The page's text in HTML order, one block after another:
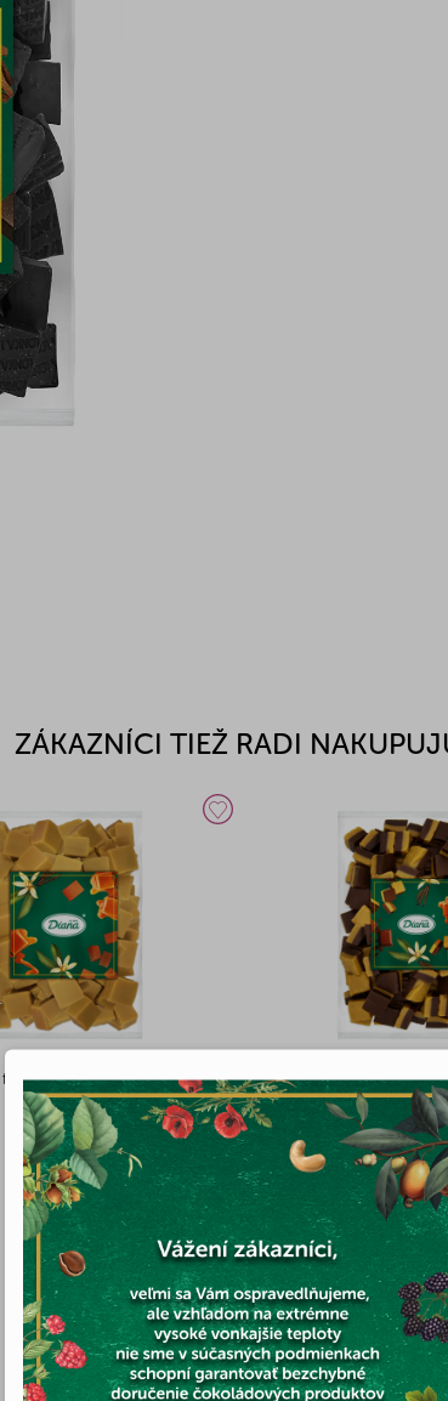
ZÁKAZNÍCI TIEŽ RADI
vanilka 500g
Karamelový fondán
1kg
Skladom
13,97 €
MOHLO BY VÁS ZAUJÍMAŤ